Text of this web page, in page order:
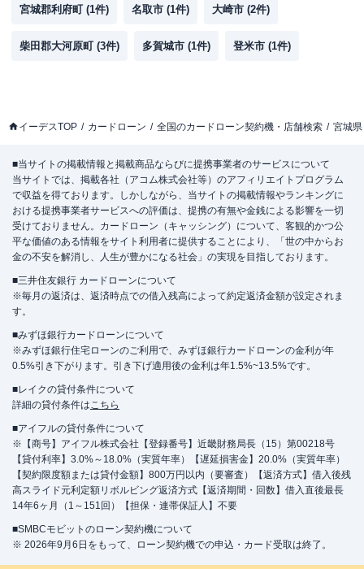
宮城郡利府町 (1件) 名取市 (1件) 大崎市 (2件)
柴田郡大河原町 (3件) 多賀城市 (1件) 登米市 (1件)
イーデスTOP カードローン 全国のカードローン契約機・店舗検索 宮城県
■当サイトの掲載情報と掲載商品ならびに提携事業者のサービスについて
当サイトでは、掲載各社（アコム株式会社等）のアフィリエイトプログラム
で収益を得ております。しかしながら、当サイトの掲載情報やランキングに
おける提携事業者サービスへの評価は、提携の有無や金銭による影響を一切
受けておりません。カードローン（キャッシング）について、客観的かつ公
平な価値のある情報をサイト利用者に提供することにより、「世の中からお
金の不安を解消し、人生が豊かになる社会」の実現を目指しております。
■三井住友銀行 カードローンについて
※毎月の返済は、返済時点での借入残高によって約定返済金額が設定されま
す。
■みずほ銀行カードローンについて
※みずほ銀行住宅ローンのご利用で、みずほ銀行カードローンの金利が年
0.5%引き下がります。引き下げ適用後の金利は年1.5%~13.5%です。
■レイクの貸付条件について
詳細の貸付条件はこちら
■アイフルの貸付条件について
※【商号】アイフル株式会社【登録番号】近畿財務局長（15）第00218号
【貸付利率】3.0%～18.0%（実質年率）【遅延損害金】20.0%（実質年率）
【契約限度額または貸付金額】800万円以内（要審査）【返済方式】借入後残
高スライド元利定額リボルビング返済方式【返済期間・回数】借入直後最長
14年6ヶ月（1～151回）【担保・連帯保証人】不要
■SMBCモビットのローン契約機について
※ 2026年9月6日をもって、ローン契約機での申込・カード受取は終了。